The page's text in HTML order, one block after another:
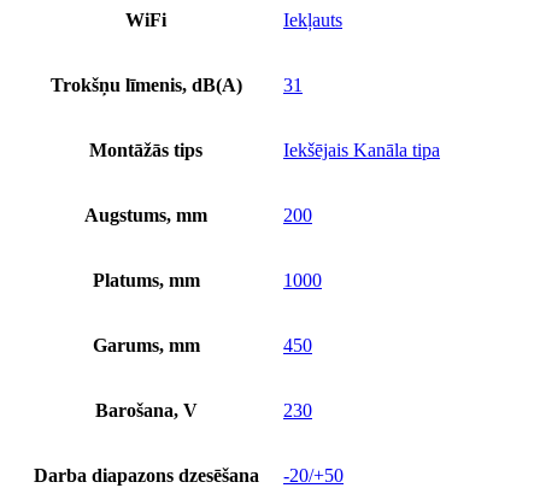
WiFi Iekļauts
Trokšņu līmenis, dB(A) 31
Montāžās tips Iekšējais Kanāla tipa
Augstums, mm 200
Platums, mm 1000
Garums, mm 450
Barošana, V 230
Darba diapazons dzesēšana -20/+50